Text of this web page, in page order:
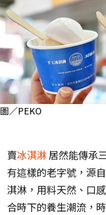
圖／PEKO
賣冰淇淋居然能傳承
有這樣的老字號，源
淇淋，用料天然、口
合時下的養生潮流，